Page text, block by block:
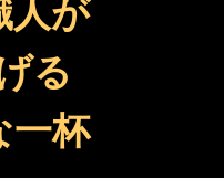
人が
る
一杯